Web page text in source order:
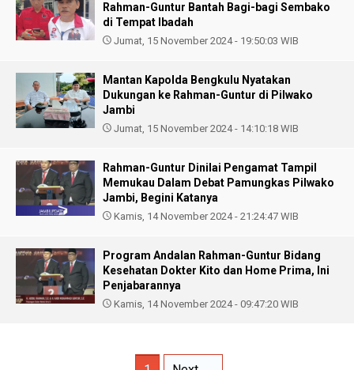
Rahman-Guntur Bantah Bagi-bagi Sembako
di Tempat Ibadah
Jumat, 15 November 2024 - 19:50:03 WIB
Mantan Kapolda Bengkulu Nyatakan
Dukungan ke Rahman-Guntur di Pilwako
Jambi
Jumat, 15 November 2024 - 14:10:18 WIB
Rahman-Guntur Dinilai Pengamat Tampil
Memukau Dalam Debat Pamungkas Pilwako
Jambi, Begini Katanya
Kamis, 14 November 2024 - 21:24:47 WIB
Program Andalan Rahman-Guntur Bidang
Kesehatan Dokter Kito dan Home Prima, Ini
Penjabarannya
Kamis, 14 November 2024 - 09:47:20 WIB